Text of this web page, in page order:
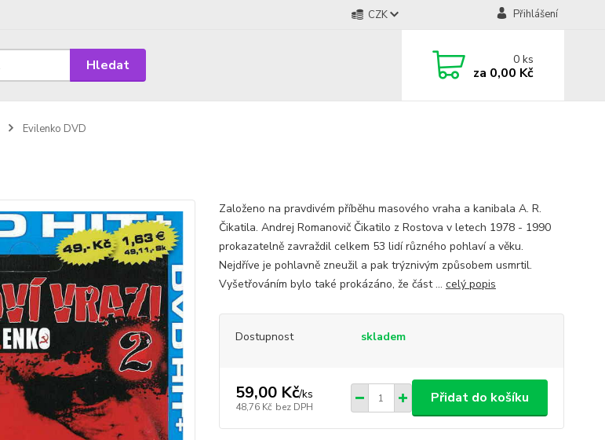
CZK Přihlášení
Hledat 0ks
za 0,00 Kč
Evilenko DVD
Založeno na pravdivém příběhu masového vraha a kanibala A. R.
Čikatila. Andrej Romanovič Čikatilo z Rostova v letech 1978 - 1990
prokazatelně zavraždil celkem 53 lidí různého pohlaví a věku.
Nejdříve je pohlavně zneužil a pak trýznivým způsobem usmrtil.
Vyšetřováním bylo také prokázáno, že část ... celý popis
Dostupnost skladem
59,00 Kč/ks
48,76 Kč bez DPH
Přidat do košíku